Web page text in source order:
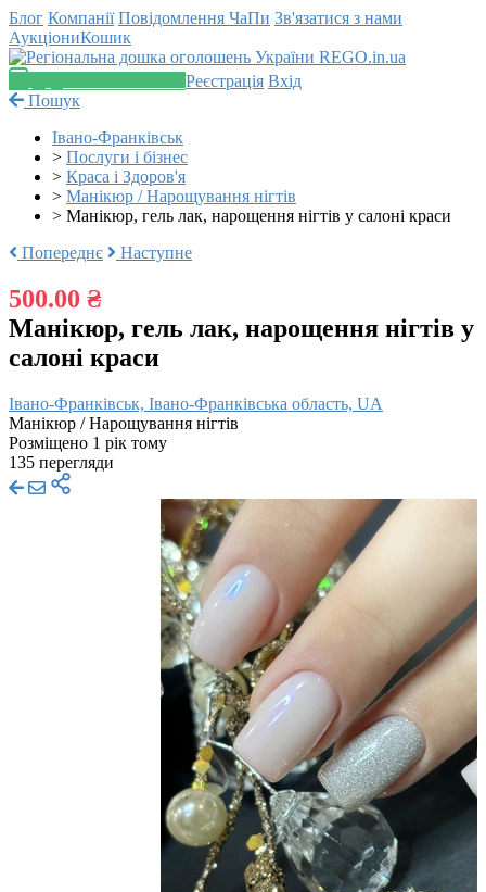
Блог Компанії Повідомлення ЧаПи Зв'язатися з нами
АукціониКошик
Реєстрація Вхід
Пошук
Івано-Франківськ
> Послуги і бізнес
> Краса і Здоров'я
> Манікюр / Нарощування нігтів
> Манікюр, гель лак, нарощення нігтів у салоні краси
Попереднє
Наступне
500.00 ₴
Манікюр, гель лак, нарощення нігтів у
салоні краси
Івано-Франківськ, Івано-Франківська область, UA
Манікюр / Нарощування нігтів
Розміщено 1 рік тому
135 перегляди